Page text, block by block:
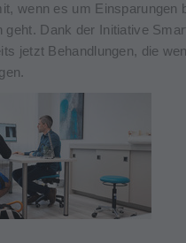
wenn es um Einsparungen
geht. Dank der Initiative
jetzt Behandlungen, die